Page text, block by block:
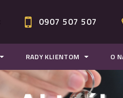
0907 507 507
RADY KLIENTOM O